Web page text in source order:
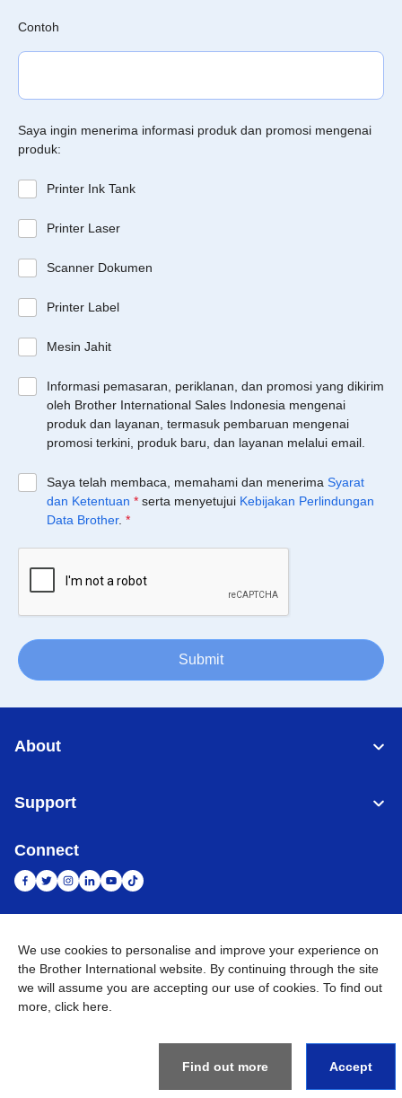
Contoh
Saya ingin menerima informasi produk dan promosi mengenai
produk:
Printer Ink Tank
Printer Laser
Scanner Dokumen
Printer Label
Mesin Jahit
Informasi pemasaran, periklanan, dan promosi yang dikirim
oleh Brother International Sales Indonesia mengenai
produk dan layanan, termasuk pembaruan mengenai
promosi terkini, produk baru, dan layanan melalui email.
Saya telah membaca, memahami dan menerima Syarat
dan Ketentuan * serta menyetujui Kebijakan Perlindungan
Data Brother. *
Submit
About
Support
Connect
Indonesia Jaringan Global
Privacy Policy Ketentuan Penggunaan Site Map Kunjungi Situs Global
Rights Reserved
We use cookies to personalise and improve your experience on
the Brother International website. By continuing through the site
we will assume you are accepting our use of cookies. To find out
more, click here
Find out more Accept